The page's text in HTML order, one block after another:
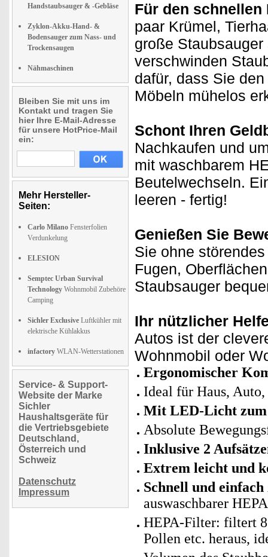
Handstaubsauger & -Gebläse
Zyklon-Akku-Hand- &
Bodensauger zum Nass- und
Trockensaugen
Nähmaschinen
Bleiben Sie mit uns im
Kontakt und tragen Sie
hier Ihre E-Mail-Adresse
für unsere HotPrice-Mail
ein:
Mehr Hersteller-
Seiten:
Carlo Milano Fensterfolien
Verdunkelung
ELESION
Semptec Urban Survival
Technology Wohnmobil Zubehöre
Camping
Sichler Exclusive Luftkühler mit
elektrische Kühlakkus
infactory WLAN-Wetterstationen
Service- & Support-
Website der Marke
Sichler
Haushaltsgeräte für
die Vertriebsgebiete
Deutschland,
Österreich und
Schweiz
Datenschutz
Impressum
Für den
paar Krümel,
große
verschwinden
dafür, dass Sie
Möbeln mühelos
Schont Ihren
Nachkaufen und
mit waschbarem
Beutelwechseln.
leeren - fertig!
Genießen Sie
Sie ohne
Fugen,
Staubsauger
Ihr nützlicher
Autos ist der
Wohnmobil oder
Ergonomischer
Ideal für Haus,
Mit LED-Licht zum
Absolute
Inklusive 2
Extrem leicht und
Schnell und
auswaschbarer
HEPA-Filter: filtert
Pollen etc. heraus,